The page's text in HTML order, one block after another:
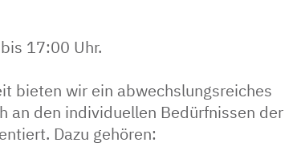
17:00 Uhr.
bieten wir ein abwechslungsreiches
an den individuellen Bedürfnissen der
Dazu gehören: